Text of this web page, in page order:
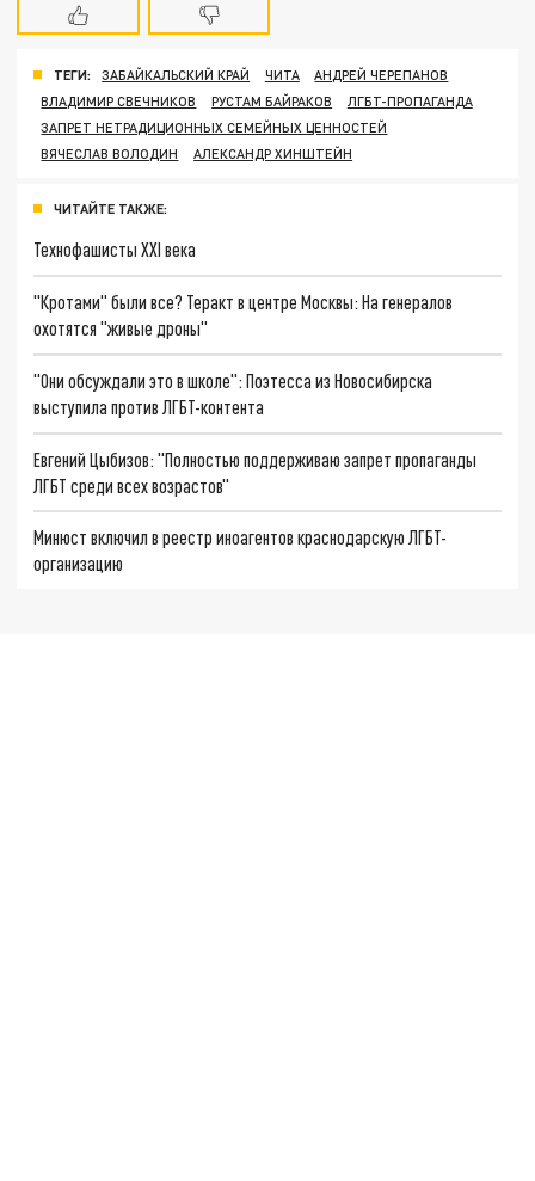
ТЕГИ: ЗАБАЙКАЛЬСКИЙ КРАЙ ЧИТА
АНДРЕЙ ЧЕРЕПАНОВ
ВЛАДИМИР СВЕЧНИКОВ
РУСТАМ БАЙРАКОВ
ЛГБТ-ПРОПАГАНДА
ЗАПРЕТ НЕТРАДИЦИОННЫХ СЕМЕЙНЫХ ЦЕННОСТЕЙ
ВЯЧЕСЛАВ ВОЛОДИН
АЛЕКСАНДР ХИНШТЕЙН
ЧИТАЙТЕ ТАКЖЕ:
Технофашисты XXI века
"Кротами" были все? Теракт в центре Москвы: На генералов
охотятся "живые дроны"
"Они обсуждали это в школе": Поэтесса из Новосибирска
выступила против ЛГБТ-контента
Евгений Цыбизов: "Полностью поддерживаю запрет пропаганды
ЛГБТ среди всех возрастов"
Минюст включил в реестр иноагентов краснодарскую ЛГБТ-
организацию